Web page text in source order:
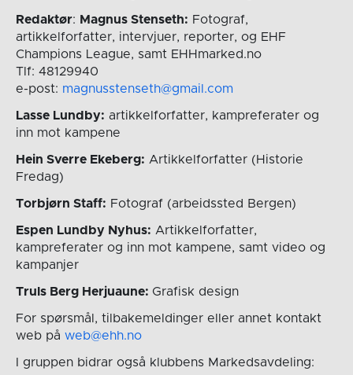
Redaktør: Magnus Stenseth: Fotograf,
artikkelforfatter, intervjuer, reporter, og EHF
Champions League, samt EHHmarked.no
Tlf: 48129940
e-post: magnusstenseth@gmail.com
Lasse Lundby: artikkelforfatter, kampreferater og
inn mot kampene
Hein Sverre Ekeberg: Artikkelforfatter (Historie
Fredag)
Torbjørn Staff: Fotograf (arbeidssted Bergen)
Espen Lundby Nyhus: Artikkelforfatter,
kampreferater og inn mot kampene, samt video og
kampanjer
Truls Berg Herjuaune: Grafisk design
For spørsmål, tilbakemeldinger eller annet kontakt
web på web@ehh.no
I gruppen bidrar også klubbens Markedsavdeling: